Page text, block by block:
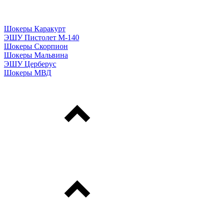
Шокеры Каракурт
ЭШУ Пистолет М-140
Шокеры Скорпион
Шокеры Мальвина
ЭШУ Церберус
Шокеры МВД